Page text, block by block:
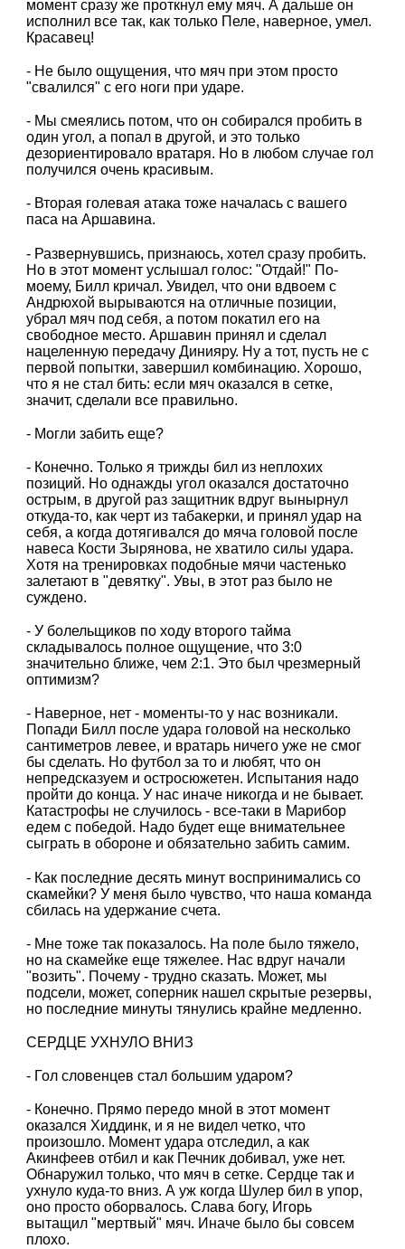
момент сразу же проткнул ему мяч. А дальше он
исполнил все так, как только Пеле, наверное, умел.
Красавец!
- Не было ощущения, что мяч при этом просто
"свалился" с его ноги при ударе.
- Мы смеялись потом, что он собирался пробить в
один угол, а попал в другой, и это только
дезориентировало вратаря. Но в любом случае гол
получился очень красивым.
- Вторая голевая атака тоже началась с вашего
паса на Аршавина.
- Развернувшись, признаюсь, хотел сразу пробить.
Но в этот момент услышал голос: "Отдай!" По-
моему, Билл кричал. Увидел, что они вдвоем с
Андрюхой вырываются на отличные позиции,
убрал мяч под себя, а потом покатил его на
свободное место. Аршавин принял и сделал
нацеленную передачу Динияру. Ну а тот, пусть не с
первой попытки, завершил комбинацию. Хорошо,
что я не стал бить: если мяч оказался в сетке,
значит, сделали все правильно.
- Могли забить еще?
- Конечно. Только я трижды бил из неплохих
позиций. Но однажды угол оказался достаточно
острым, в другой раз защитник вдруг вынырнул
откуда-то, как черт из табакерки, и принял удар на
себя, а когда дотягивался до мяча головой после
навеса Кости Зырянова, не хватило силы удара.
Хотя на тренировках подобные мячи частенько
залетают в "девятку". Увы, в этот раз было не
суждено.
- У болельщиков по ходу второго тайма
складывалось полное ощущение, что 3:0
значительно ближе, чем 2:1. Это был чрезмерный
оптимизм?
- Наверное, нет - моменты-то у нас возникали.
Попади Билл после удара головой на несколько
сантиметров левее, и вратарь ничего уже не смог
бы сделать. Но футбол за то и любят, что он
непредсказуем и остросюжетен. Испытания надо
пройти до конца. У нас иначе никогда и не бывает.
Катастрофы не случилось - все-таки в Марибор
едем с победой. Надо будет еще внимательнее
сыграть в обороне и обязательно забить самим.
- Как последние десять минут воспринимались со
скамейки? У меня было чувство, что наша команда
сбилась на удержание счета.
- Мне тоже так показалось. На поле было тяжело,
но на скамейке еще тяжелее. Нас вдруг начали
"возить". Почему - трудно сказать. Может, мы
подсели, может, соперник нашел скрытые резервы,
но последние минуты тянулись крайне медленно.
СЕРДЦЕ УХНУЛО ВНИЗ
- Гол словенцев стал большим ударом?
- Конечно. Прямо передо мной в этот момент
оказался Хиддинк, и я не видел четко, что
произошло. Момент удара отследил, а как
Акинфеев отбил и как Печник добивал, уже нет.
Обнаружил только, что мяч в сетке. Сердце так и
ухнуло куда-то вниз. А уж когда Шулер бил в упор,
оно просто оборвалось. Слава богу, Игорь
вытащил "мертвый" мяч. Иначе было бы совсем
плохо.